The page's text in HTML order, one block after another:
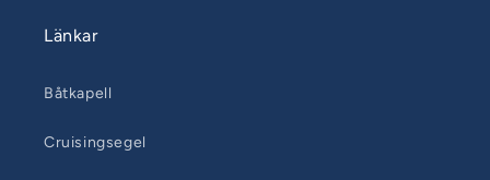
Länkar
Båtkapell
Cruisingsegel